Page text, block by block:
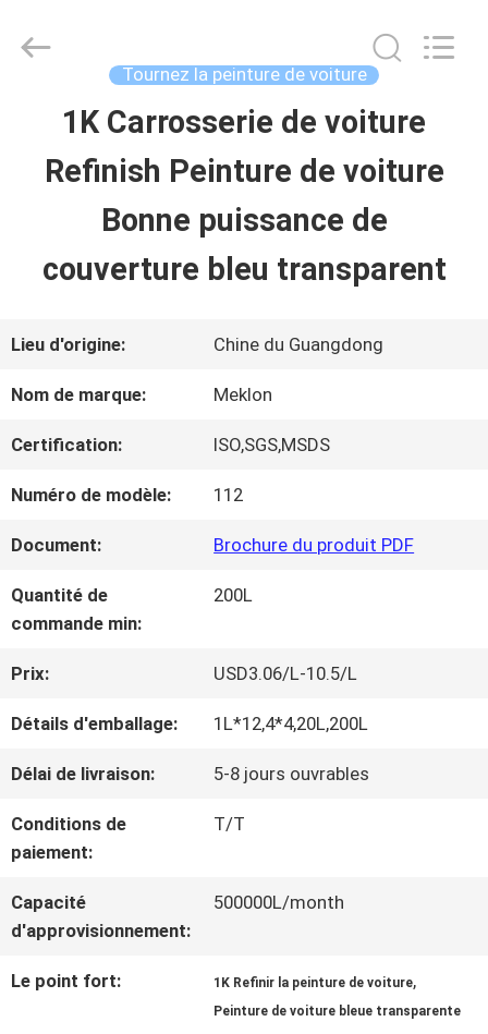
APERÇU
PRODUITS
VIDÉOS
PROPOS
NOUS
VISITE
CONTRÔLE
DE
LA
QUALITÉ
Meklon
Tournez la peinture de voiture
1K Carrosserie de voiture
Refinish Peinture de voiture
Bonne puissance de
couverture bleu transparent
Lieu d'origine: Chine du Guangdong
Nom de marque: Meklon
Certification: ISO,SGS,MSDS
Numéro de modèle: 112
Document: Brochure du produit PDF
Quantité de
commande min:
200L
Prix: USD3.06/L-10.5/L
Détails d'emballage: 1L*12,4*4,20L,200L
Délai de livraison: 5-8 jours ouvrables
Conditions de
paiement:
T/T
Capacité
d'approvisionnement:
500000L/month
Le point fort: 1K Refinir la peinture de voiture,
Peinture de voiture bleue transparente